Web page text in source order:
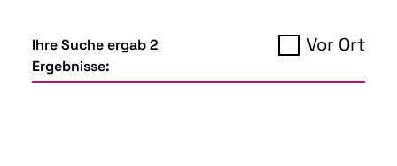
Ihre Suche ergab 2
Ergebnisse:
Vor Ort